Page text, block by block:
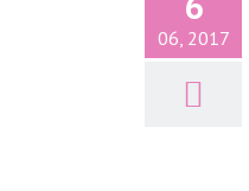
06, 2017